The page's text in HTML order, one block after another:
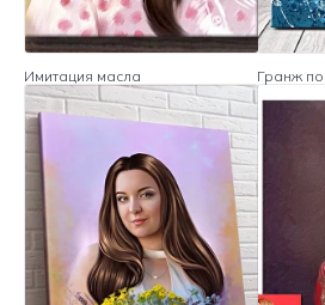
Имитация масла Гранж